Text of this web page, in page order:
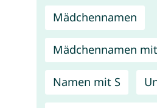
Mädchennamen
Mädchennamen
Namen mit S